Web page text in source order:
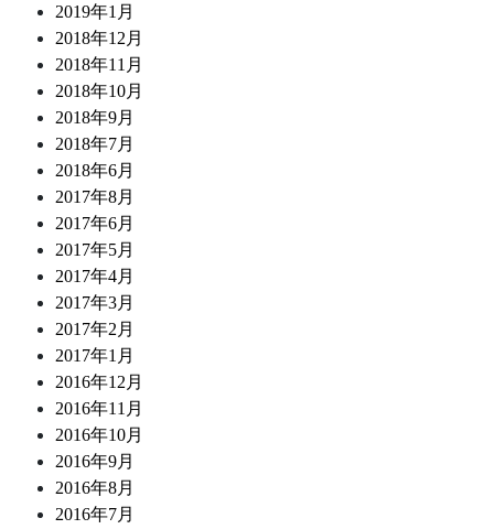
2019年1月
2018年12月
2018年11月
2018年10月
2018年9月
2018年7月
2018年6月
2017年8月
2017年6月
2017年5月
2017年4月
2017年3月
2017年2月
2017年1月
2016年12月
2016年11月
2016年10月
2016年9月
2016年8月
2016年7月